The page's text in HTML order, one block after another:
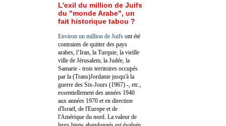
L'exil du million de Juifs
du "monde Arabe", un
fait historique tabou ?
Environ un million de Juifs ont été
contraints de quitter des pays
arabes, l’Iran, la Turquie, la vieille
ville de Jérusalem, la Judée, la
Samarie - trois territoires occupés
par la (Trans)Jordanie jusqu'à la
guerre des Six-Jours (1967) -, etc.,
essentiellement des années 1940
aux années 1970 et en direction
d'Israël, de l'Europe et de
l'Amérique du nord. La valeur de